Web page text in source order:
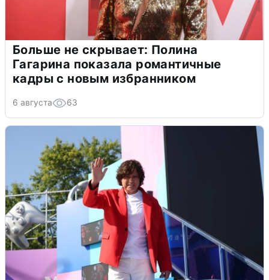
Больше не скрывает: Полина
Гагарина показала романтичные
кадры с новым избранником
6 августа 63